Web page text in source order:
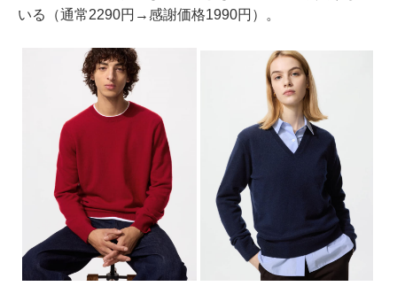
いる（通常2290円→感謝価格1990円）。